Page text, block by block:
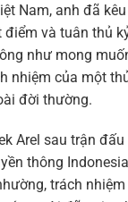
Nam, anh đã
và tuân thủ
như mong
nhiệm của một
đời thường.
Arel sau trận
thông
trách